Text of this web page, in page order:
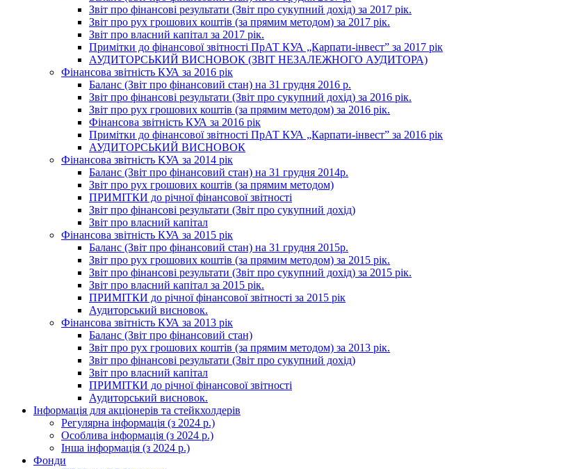
Звіт про фінансові результати (Звіт про сукупний дохід) за 2017 рік.
Звіт про рух грошових коштів (за прямим методом) за 2017 рік.
Звіт про власний капітал за 2017 рік.
Примітки до фінансової звітності ПрАТ КУА „Карпати-інвест” за 2017 рік
АУДИТОРСЬКИЙ ВИСНОВОК (ЗВІТ НЕЗАЛЕЖНОГО АУДИТОРА)
Фінансова звітність КУА за 2016 рік
Баланс (Звіт про фінансовий стан) на 31 грудня 2016 р.
Звіт про фінансові результати (Звіт про сукупний дохід) за 2016 рік.
Звіт про рух грошових коштів (за прямим методом) за 2016 рік.
Фінансова звітність КУА за 2016 рік
Примітки до фінансової звітності ПрАТ КУА „Карпати-інвест” за 2016 рік
АУДИТОРСЬКИЙ ВИСНОВОК
Фінансова звітність КУА за 2014 рік
Баланс (Звіт про фінансовий стан) на 31 грудня 2014р.
Звіт про рух грошових коштів (за прямим методом)
ПРИМІТКИ до річної фінансової звітності
Звіт про фінансові результати (Звіт про сукупний дохід)
Звіт про власний капітал
Фінансова звітність КУА за 2015 рік
Баланс (Звіт про фінансовий стан) на 31 грудня 2015р.
Звіт про рух грошових коштів (за прямим методом) за 2015 рік.
Звіт про фінансові результати (Звіт про сукупний дохід) за 2015 рік.
Звіт про власний капітал за 2015 рік.
ПРИМІТКИ до річної фінансової звітності за 2015 рік
Аудиторський висновок.
Фінансова звітність КУА за 2013 рік
Баланс (Звіт про фінансовий стан)
Звіт про рух грошових коштів (за прямим методом) за 2013 рік.
Звіт про фінансові результати (Звіт про сукупний дохід)
Звіт про власний капітал
ПРИМІТКИ до річної фінансової звітності
Аудиторський висновок.
Інформація для акціонерів та стейкхолдерів
Регулярна інформація (з 2024 р.)
Особлива інформація (з 2024 р.)
Інша інформація (з 2024 р.)
Фонди